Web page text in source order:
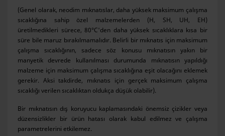
(Genel olarak, neodim mıknatıslar, daha yüksek maksimum çalışma
sıcaklığına sahip özel malzemelerden (H, SH, UH, EH)
üretilmedikleri sürece, 80°C'den daha yüksek sıcaklıklara kısa bir
süre bile maruz bırakılmamalıdır. Belirli bir mıknatıs için maksimum
çalışma sıcaklığının, sadece söz konusu mıknatısın yakın bir
manyetik devrede kullanılması durumunda mıknatısın yapıldığı
malzeme için maksimum çalışma sıcaklığına eşit olacağını eklemek
gerekir. Aksi takdirde, mıknatıs için gerçek maksimum çalışma
sıcaklığı verilen sıcaklıktan oldukça düşük olabilir).
Bir mıknatısın dış koruyucu kaplamasındaki önemsiz çizikler veya
düzensizlikler bir ürün hatası olarak kabul edilmez ve çalışma
parametrelerini etkilemez.